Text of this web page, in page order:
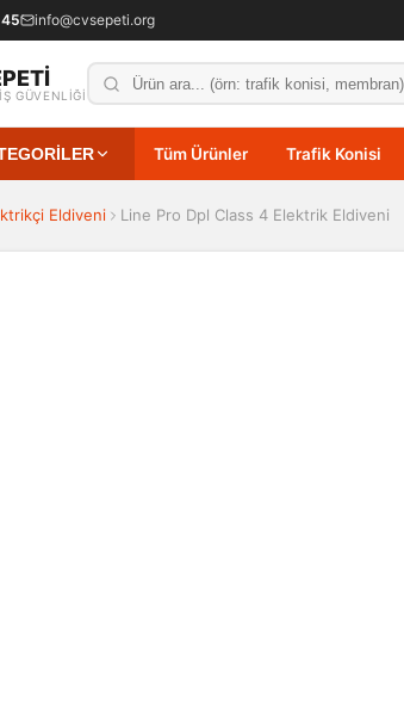
info@cvsepeti.org
GÜVENLİĞİ
Tüm Ürünler Trafik Konisi
Eldiveni Line Pro Dpl Class 4 Elektrik Eldiveni